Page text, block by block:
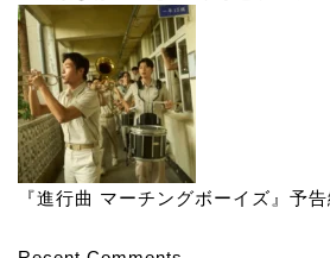
『進行曲 マーチングボーイズ』予